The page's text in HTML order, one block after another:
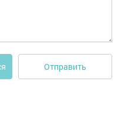
Отправить